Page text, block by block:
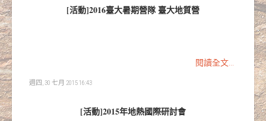
[活動]2016臺大暑期營隊 臺大地質營
閱讀全文...
週四, 30 七月 2015 16:43
[活動]2015年地熱國際研討會